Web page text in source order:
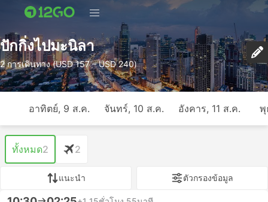
ปักกิ่งไปมะนิลา
2 การเดินทาง (USD 157 – USD 240)
อาทิตย์, 9 ส.ค. จันทร์, 10 ส.ค. อังคาร, 11 ส.ค. พุ
ทั้งหมด2 2
แนะนำ ตัวกรองข้อมูล